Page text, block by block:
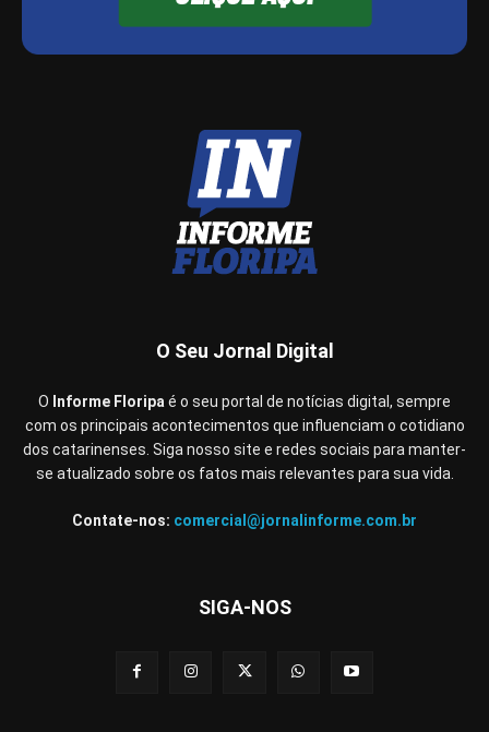
O Seu Jornal Digital
O Informe Floripa é o seu portal de notícias digital, sempre
com os principais acontecimentos que influenciam o cotidiano
dos catarinenses. Siga nosso site e redes sociais para manter-
se atualizado sobre os fatos mais relevantes para sua vida.
Contate-nos: comercial@jornalinforme.com.br
SIGA-NOS